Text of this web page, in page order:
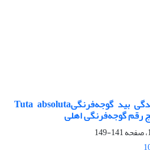
مقایسۀ آماره‌های جدول زندگی بید گوجه‌فرنگیTuta absoluta
141-149